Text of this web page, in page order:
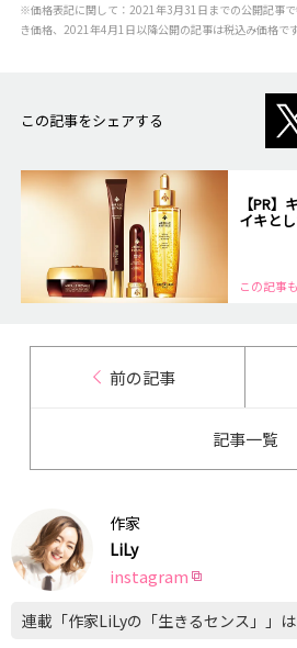
※価格表記に関して：2021年3月31日までの公開記事
き価格、2021年4月1日以降公開の記事は税込み価格です
この記事をシェアする
【PR
イキと
この記事
前の記事
記事一覧
作家
LiLy
instagram
連載「作家LiLyの「生きるセンス」」